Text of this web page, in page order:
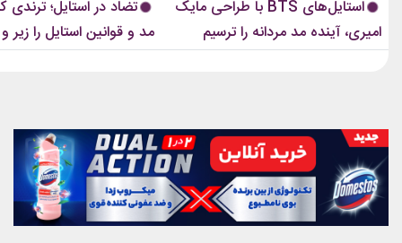
است که در تمام این اوت‌فیت‌ها دیده...
این رویکرد، قرار نیست فقط
استایل‌های BTS با طراحی مایک
امیری، آینده مد مردانه را ترسیم
کردند
تضاد در استایل؛ ترندی
مد و قوانین استایل را زیر